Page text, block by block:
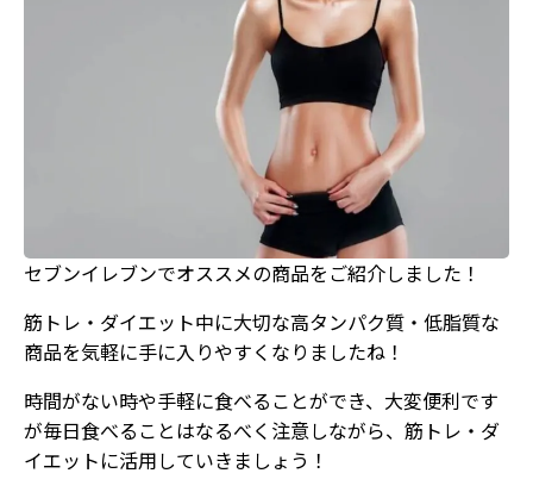
セブンイレブンでオススメの商品をご紹介しました！
筋トレ・ダイエット中に大切な高タンパク質・低脂質な
商品を気軽に手に入りやすくなりましたね！
時間がない時や手軽に食べることができ、大変便利です
が毎日食べることはなるべく注意しながら、筋トレ・ダ
イエットに活用していきましょう！